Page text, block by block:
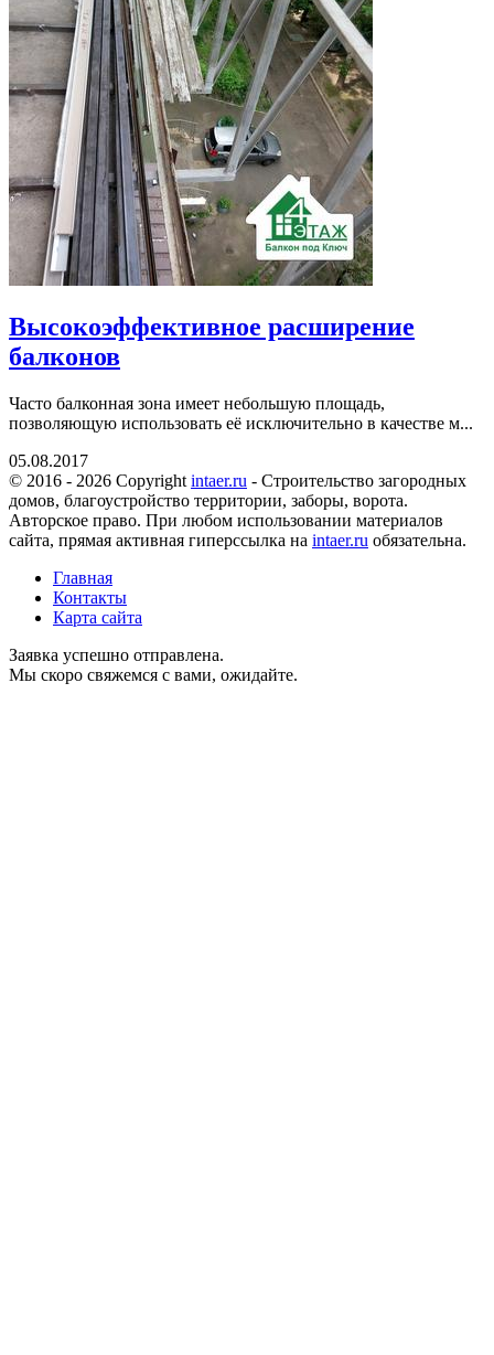
Высокоэффективное расширение
балконов
Часто балконная зона имеет небольшую площадь,
позволяющую использовать её исключительно в качестве м...
05.08.2017
© 2016 - 2026 Copyright intaer.ru - Cтроительство загородных
домов, благоустройство территории, заборы, ворота.
Авторское право. При любом использовании материалов
сайта, прямая активная гиперссылка на intaer.ru обязательна.
Главная
Контакты
Карта сайта
Заявка успешно отправлена.
Мы скоро свяжемся с вами, ожидайте.